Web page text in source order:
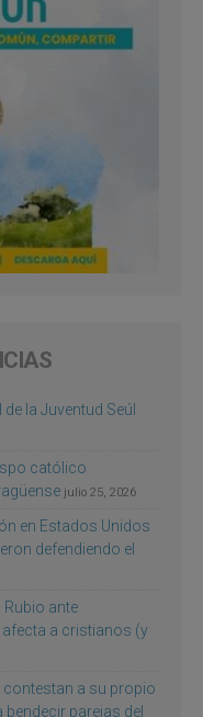
la Juventud Seúl
católico
julio 25, 2026
en Estados Unidos
defendiendo el
ante
a cristianos (y
contestan a su propio
parejas del